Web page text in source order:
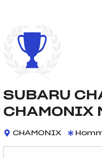
SUBARU
CHAMONIX
CHAMONIX